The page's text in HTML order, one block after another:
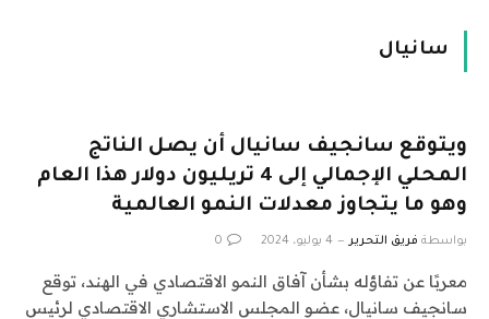
سانيال
ويتوقع سانجيف سانيال أن يصل الناتج
المحلي الإجمالي إلى 4 تريليون دولار هذا العام
وهو ما يتجاوز معدلات النمو العالمية
بواسطة فريق التحرير 4 يوليو، 2024 0
معربًا عن تفاؤله بشأن آفاق النمو الاقتصادي في الهند، توقع
سانجيف سانيال، عضو المجلس الاستشاري الاقتصادي لرئيس